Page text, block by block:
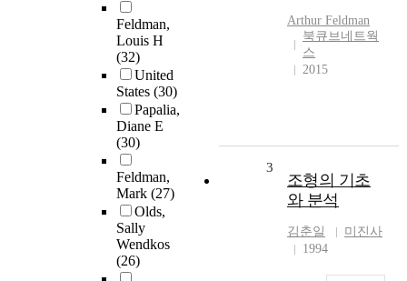
Feldman,
Louis H
(32)
United
States (30)
Papalia,
Diane E
(30)
Feldman,
Mark (27)
Olds,
Sally
Wendkos
(26)
Arthur Feldman
북큐브네트웍
스
2015
3
조형의 기초
와 분석
김춘일
미진사
1994